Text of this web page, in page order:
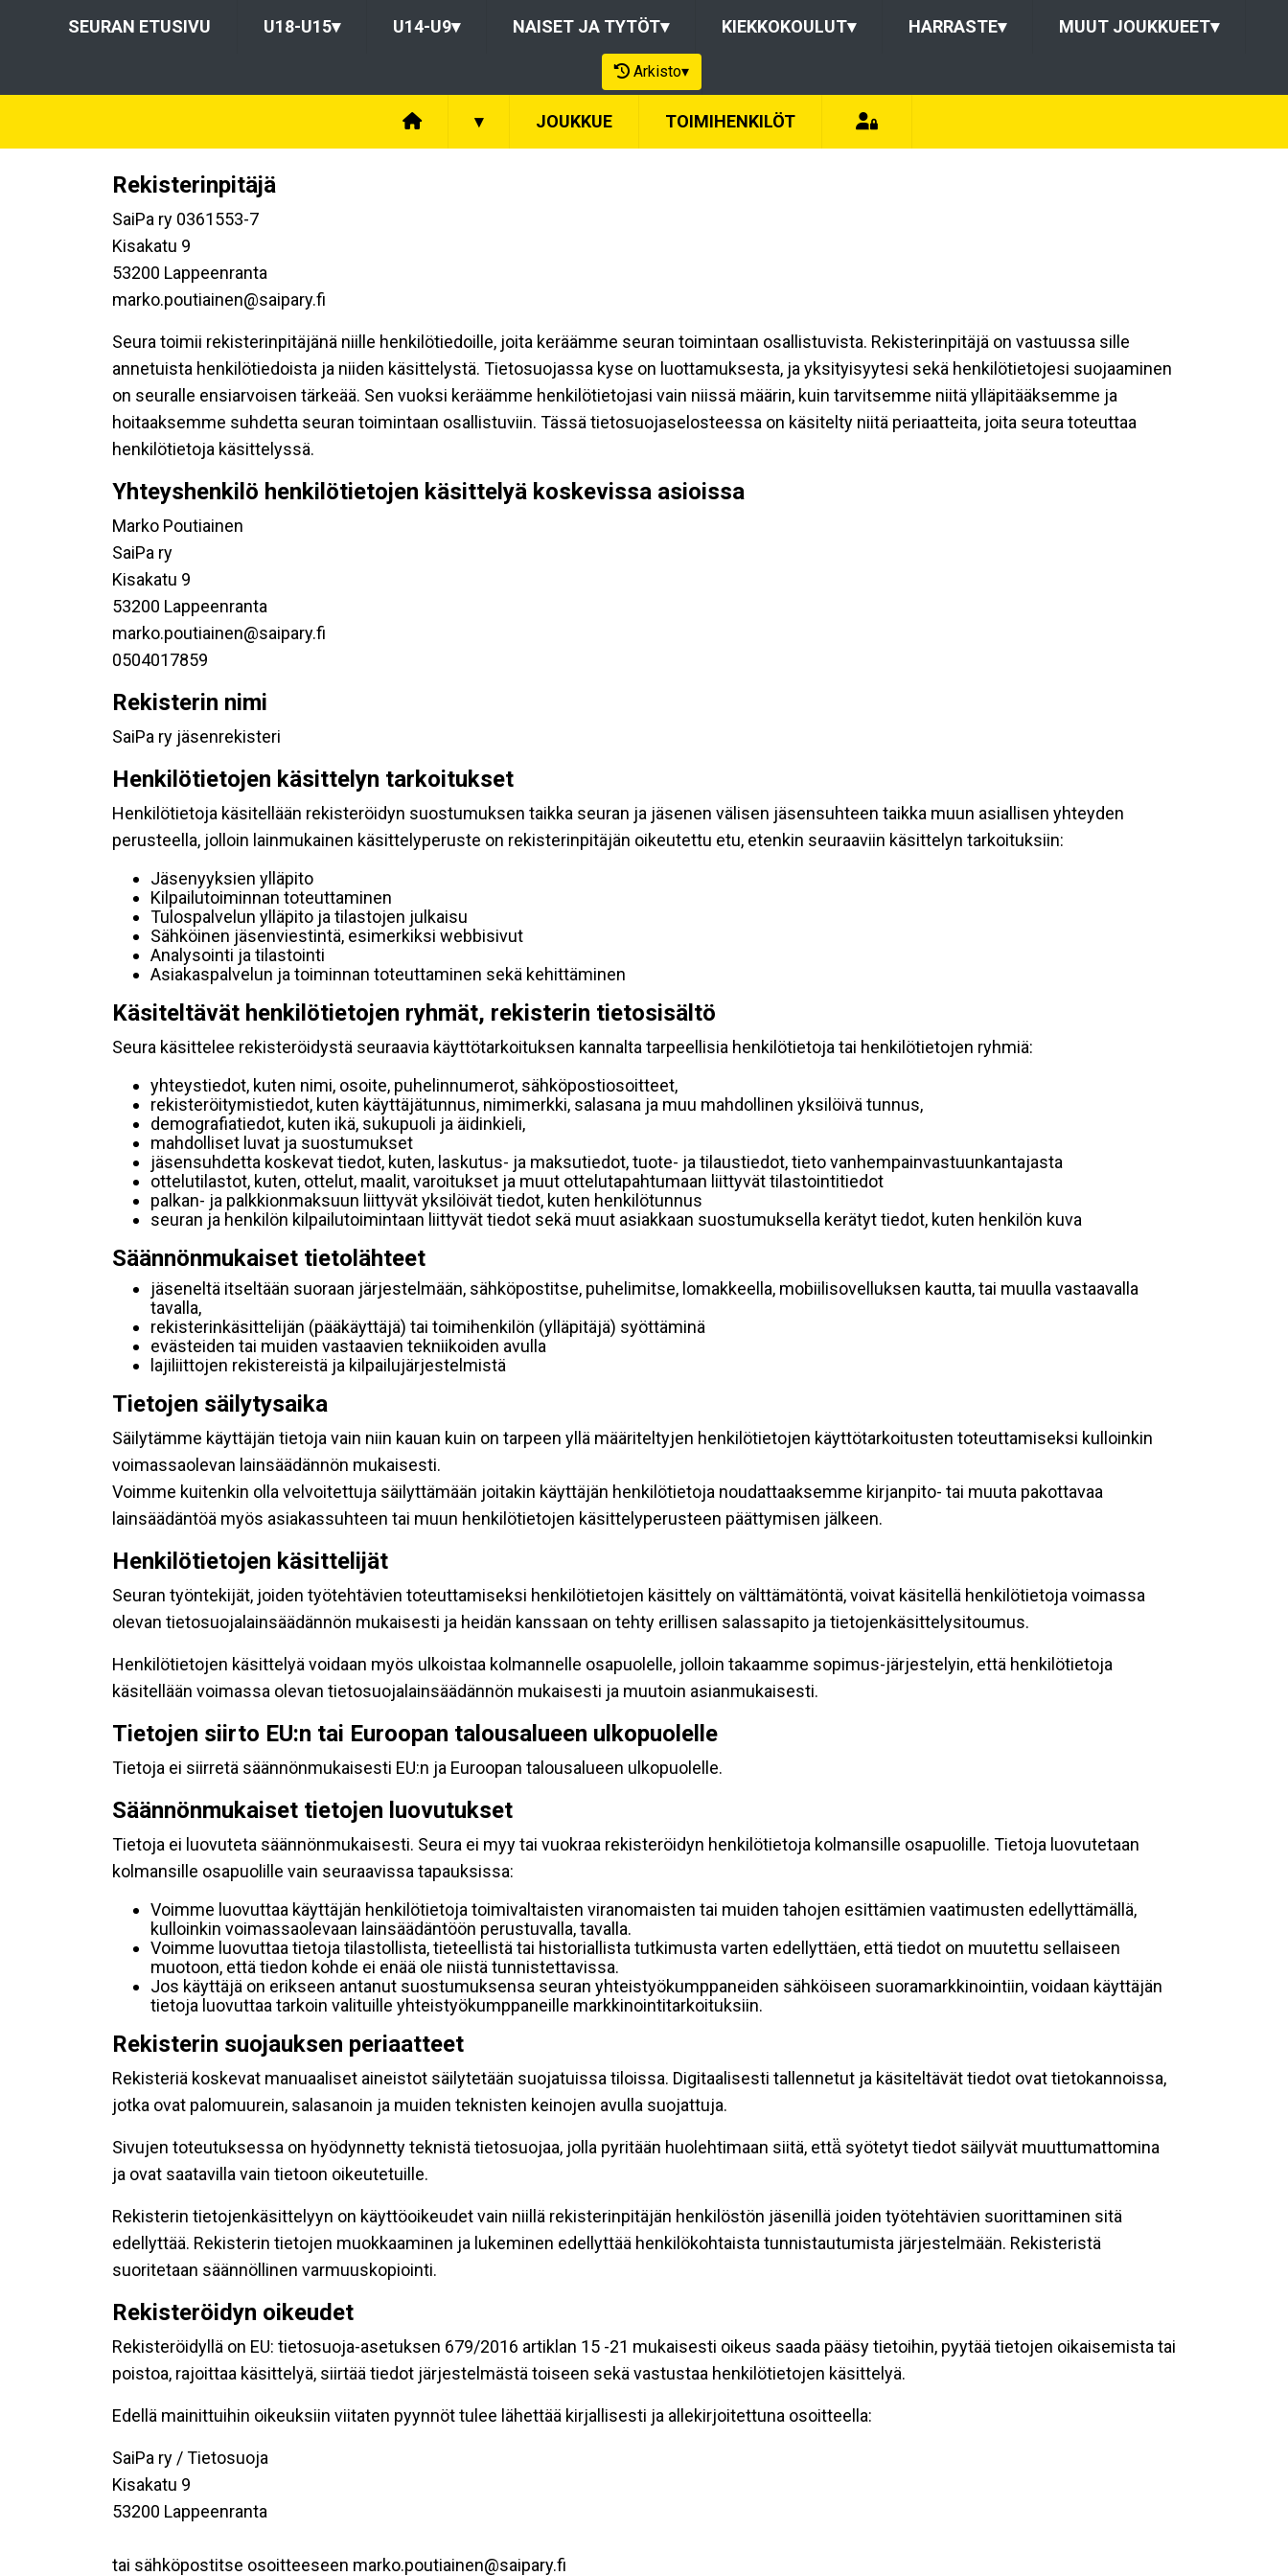
SEURAN ETUSIVU U18-U15▾ U14-U9▾ NAISET JA TYTÖT▾ KIEKKOKOULUT▾ HARRASTE▾ MUUT JOUKKUEET▾
Arkisto▾
▾ JOUKKUE TOIMIHENKILÖT
Rekisterinpitäjä
SaiPa ry 0361553-7
Kisakatu 9
53200 Lappeenranta
marko.poutiainen@saipary.fi
Seura toimii rekisterinpitäjänä niille henkilötiedoille, joita keräämme seuran toimintaan osallistuvista. Rekisterinpitäjä on vastuussa sille
annetuista henkilötiedoista ja niiden käsittelystä. Tietosuojassa kyse on luottamuksesta, ja yksityisyytesi sekä henkilötietojesi suojaaminen
on seuralle ensiarvoisen tärkeää. Sen vuoksi keräämme henkilötietojasi vain niissä määrin, kuin tarvitsemme niitä ylläpitääksemme ja
hoitaaksemme suhdetta seuran toimintaan osallistuviin. Tässä tietosuojaselosteessa on käsitelty niitä periaatteita, joita seura toteuttaa
henkilötietoja käsittelyssä.
Yhteyshenkilö henkilötietojen käsittelyä koskevissa asioissa
Marko Poutiainen
SaiPa ry
Kisakatu 9
53200 Lappeenranta
marko.poutiainen@saipary.fi
0504017859
Rekisterin nimi
SaiPa ry jäsenrekisteri
Henkilötietojen käsittelyn tarkoitukset
Henkilötietoja käsitellään rekisteröidyn suostumuksen taikka seuran ja jäsenen välisen jäsensuhteen taikka muun asiallisen yhteyden
perusteella, jolloin lainmukainen käsittelyperuste on rekisterinpitäjän oikeutettu etu, etenkin seuraaviin käsittelyn tarkoituksiin:
Jäsenyyksien ylläpito
Kilpailutoiminnan toteuttaminen
Tulospalvelun ylläpito ja tilastojen julkaisu
Sähköinen jäsenviestintä, esimerkiksi webbisivut
Analysointi ja tilastointi
Asiakaspalvelun ja toiminnan toteuttaminen sekä kehittäminen
Käsiteltävät henkilötietojen ryhmät, rekisterin tietosisältö
Seura käsittelee rekisteröidystä seuraavia käyttötarkoituksen kannalta tarpeellisia henkilötietoja tai henkilötietojen ryhmiä:
yhteystiedot, kuten nimi, osoite, puhelinnumerot, sähköpostiosoitteet,
rekisteröitymistiedot, kuten käyttäjätunnus, nimimerkki, salasana ja muu mahdollinen yksilöivä tunnus,
demografiatiedot, kuten ikä, sukupuoli ja äidinkieli,
mahdolliset luvat ja suostumukset
jäsensuhdetta koskevat tiedot, kuten, laskutus- ja maksutiedot, tuote- ja tilaustiedot, tieto vanhempainvastuunkantajasta
ottelutilastot, kuten, ottelut, maalit, varoitukset ja muut ottelutapahtumaan liittyvät tilastointitiedot
palkan- ja palkkionmaksuun liittyvät yksilöivät tiedot, kuten henkilötunnus
seuran ja henkilön kilpailutoimintaan liittyvät tiedot sekä muut asiakkaan suostumuksella kerätyt tiedot, kuten henkilön kuva
Säännönmukaiset tietolähteet
jäseneltä itseltään suoraan järjestelmään, sähköpostitse, puhelimitse, lomakkeella, mobiilisovelluksen kautta, tai muulla vastaavalla
tavalla,
rekisterinkäsittelijän (pääkäyttäjä) tai toimihenkilön (ylläpitäjä) syöttäminä
evästeiden tai muiden vastaavien tekniikoiden avulla
lajiliittojen rekistereistä ja kilpailujärjestelmistä
Tietojen säilytysaika
Säilytämme käyttäjän tietoja vain niin kauan kuin on tarpeen yllä määriteltyjen henkilötietojen käyttötarkoitusten toteuttamiseksi kulloinkin
voimassaolevan lainsäädännön mukaisesti.
Voimme kuitenkin olla velvoitettuja säilyttämään joitakin käyttäjän henkilötietoja noudattaaksemme kirjanpito- tai muuta pakottavaa
lainsäädäntöä myös asiakassuhteen tai muun henkilötietojen käsittelyperusteen päättymisen jälkeen.
Henkilötietojen käsittelijät
Seuran työntekijät, joiden työtehtävien toteuttamiseksi henkilötietojen käsittely on välttämätöntä, voivat käsitellä henkilötietoja voimassa
olevan tietosuojalainsäädännön mukaisesti ja heidän kanssaan on tehty erillisen salassapito ja tietojenkäsittelysitoumus.
Henkilötietojen käsittelyä voidaan myös ulkoistaa kolmannelle osapuolelle, jolloin takaamme sopimus-järjestelyin, että henkilötietoja
käsitellään voimassa olevan tietosuojalainsäädännön mukaisesti ja muutoin asianmukaisesti.
Tietojen siirto EU:n tai Euroopan talousalueen ulkopuolelle
Tietoja ei siirretä säännönmukaisesti EU:n ja Euroopan talousalueen ulkopuolelle.
Säännönmukaiset tietojen luovutukset
Tietoja ei luovuteta säännönmukaisesti. Seura ei myy tai vuokraa rekisteröidyn henkilötietoja kolmansille osapuolille. Tietoja luovutetaan
kolmansille osapuolille vain seuraavissa tapauksissa:
Voimme luovuttaa käyttäjän henkilötietoja toimivaltaisten viranomaisten tai muiden tahojen esittämien vaatimusten edellyttämällä,
kulloinkin voimassaolevaan lainsäädäntöön perustuvalla, tavalla.
Voimme luovuttaa tietoja tilastollista, tieteellistä tai historiallista tutkimusta varten edellyttäen, että tiedot on muutettu sellaiseen
muotoon, että tiedon kohde ei enää ole niistä tunnistettavissa.
Jos käyttäjä on erikseen antanut suostumuksensa seuran yhteistyökumppaneiden sähköiseen suoramarkkinointiin, voidaan käyttäjän
tietoja luovuttaa tarkoin valituille yhteistyökumppaneille markkinointitarkoituksiin.
Rekisterin suojauksen periaatteet
Rekisteriä koskevat manuaaliset aineistot säilytetään suojatuissa tiloissa. Digitaalisesti tallennetut ja käsiteltävät tiedot ovat tietokannoissa,
jotka ovat palomuurein, salasanoin ja muiden teknisten keinojen avulla suojattuja.
Sivujen toteutuksessa on hyödynnetty teknistä tietosuojaa, jolla pyritään huolehtimaan siitä, että̈ syötetyt tiedot säilyvät muuttumattomina
ja ovat saatavilla vain tietoon oikeutetuille.
Rekisterin tietojenkäsittelyyn on käyttöoikeudet vain niillä rekisterinpitäjän henkilöstön jäsenillä joiden työtehtävien suorittaminen sitä
edellyttää. Rekisterin tietojen muokkaaminen ja lukeminen edellyttää henkilökohtaista tunnistautumista järjestelmään. Rekisteristä
suoritetaan säännöllinen varmuuskopiointi.
Rekisteröidyn oikeudet
Rekisteröidyllä on EU: tietosuoja-asetuksen 679/2016 artiklan 15 -21 mukaisesti oikeus saada pääsy tietoihin, pyytää tietojen oikaisemista tai
poistoa, rajoittaa käsittelyä, siirtää tiedot järjestelmästä toiseen sekä vastustaa henkilötietojen käsittelyä.
Edellä mainittuihin oikeuksiin viitaten pyynnöt tulee lähettää kirjallisesti ja allekirjoitettuna osoitteella:
SaiPa ry / Tietosuoja
Kisakatu 9
53200 Lappeenranta
tai sähköpostitse osoitteeseen marko.poutiainen@saipary.fi